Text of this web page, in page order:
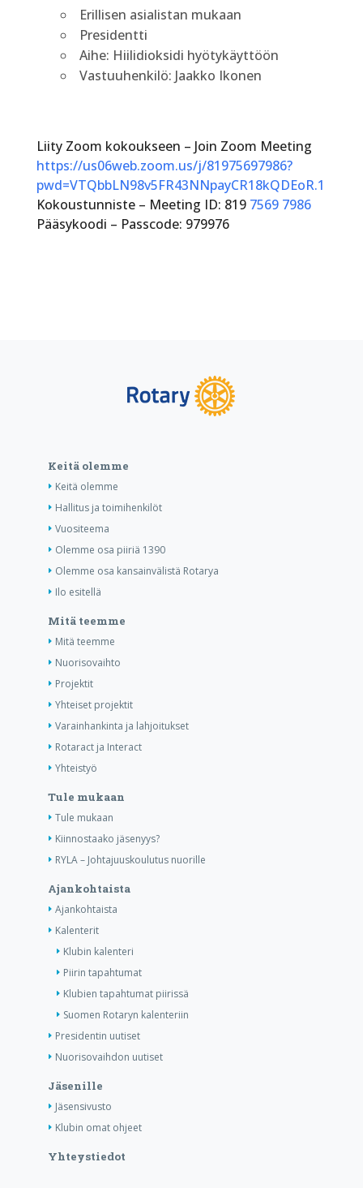
Erillisen asialistan mukaan
Presidentti
Aihe: Hiilidioksidi hyötykäyttöön
Vastuuhenkilö: Jaakko Ikonen
Liity Zoom kokoukseen – Join Zoom Meeting
https://us06web.zoom.us/j/81975697986?
pwd=VTQbbLN98v5FR43NNpayCR18kQDEoR.1
Kokoustunniste – Meeting ID: 819 7569 7986
Pääsykoodi – Passcode: 979976
Keitä olemme
Keitä olemme
Hallitus ja toimihenkilöt
Vuositeema
Olemme osa piiriä 1390
Olemme osa kansainvälistä Rotarya
Ilo esitellä
Mitä teemme
Mitä teemme
Nuorisovaihto
Projektit
Yhteiset projektit
Varainhankinta ja lahjoitukset
Rotaract ja Interact
Yhteistyö
Tule mukaan
Tule mukaan
Kiinnostaako jäsenyys?
RYLA – Johtajuuskoulutus nuorille
Ajankohtaista
Ajankohtaista
Kalenterit
Klubin kalenteri
Piirin tapahtumat
Klubien tapahtumat piirissä
Suomen Rotaryn kalenteriin
Presidentin uutiset
Nuorisovaihdon uutiset
Jäsenille
Jäsensivusto
Klubin omat ohjeet
Yhteystiedot